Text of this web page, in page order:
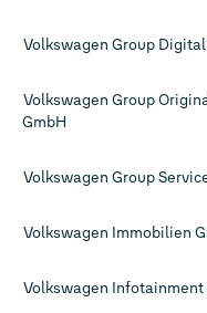
Volkswagen Group
Volkswagen Group
GmbH
Volkswagen Group
Volkswagen Immobilien
Volkswagen Infotainment